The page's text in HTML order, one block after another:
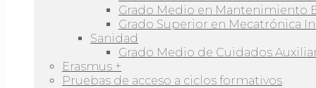
Grado Medio en Mantenimiento
Grado Superior en Mecatrónica
Sanidad
Grado Medio de Cuidados
Erasmus +
Pruebas de acceso a ciclos formativos